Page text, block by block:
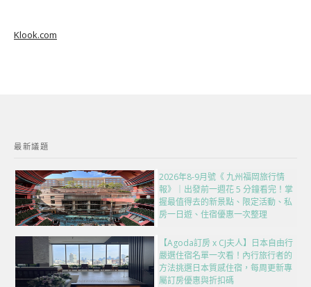
Klook.com
最新議題
2026年8-9月號《 九州福岡旅行情
報》｜出發前一週花 5 分鐘看完！掌
握最值得去的新景點、限定活動、私
房一日遊、住宿優惠一次整理
【Agoda訂房 x CJ夫人】日本自由行
嚴選住宿名單一次看！內行旅行者的
方法挑選日本質感住宿，每周更新專
屬訂房優惠與折扣碼